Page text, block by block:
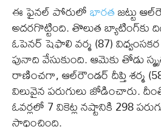
ఈ ఫైనల్ పోరులోభారతజట్టు
అదరగొట్టింది. తొలుత
ఓపెనర్ షెఫాలి వర్మ (87)
పునాది వేసుకుంది. ఆమెకు తోడు
రాణించగా, ఆల్‌రౌండర్ దీప్తి శర్మ
విలువైన పరుగులు జోడించారు.
ఓవర్లలో 7 వికెట్ల నష్టానికి 298
సాధించింది.